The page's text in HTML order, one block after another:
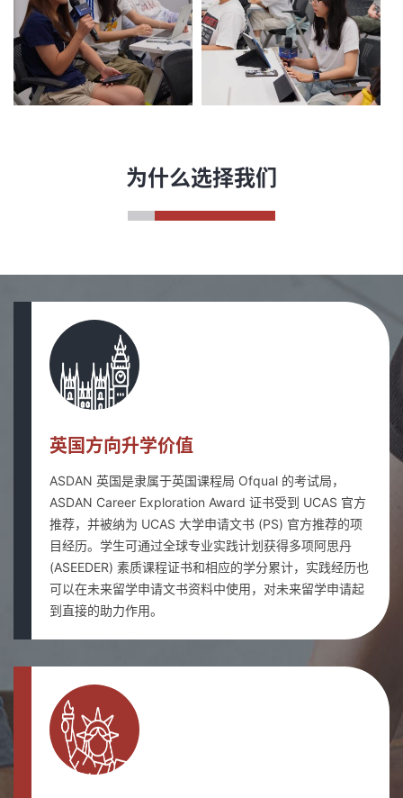
为什么选择我们
英国方向升学价值
ASDAN 英国是隶属于英国课程局 Ofqual 的考试局，
ASDAN Career Exploration Award 证书受到 UCAS 官方
推荐，并被纳为 UCAS 大学申请文书 (PS) 官方推荐的项
目经历。学生可通过全球专业实践计划获得多项阿思丹
(ASEEDER) 素质课程证书和相应的学分累计，实践经历也
可以在未来留学申请文书资料中使用，对未来留学申请起
到直接的助力作用。